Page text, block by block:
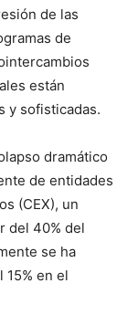
de las
de
están
y sofisticadas.
dramático
de entidades
(CEX), un
del 40% del
se ha
en el